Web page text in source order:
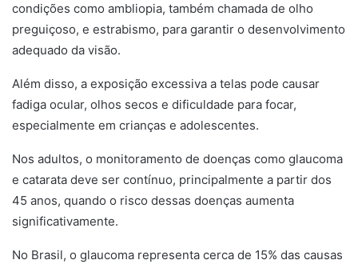
condições como ambliopia, também chamada de olho
preguiçoso, e estrabismo, para garantir o desenvolvimento
adequado da visão.
Além disso, a exposição excessiva a telas pode causar
fadiga ocular, olhos secos e dificuldade para focar,
especialmente em crianças e adolescentes.
Nos adultos, o monitoramento de doenças como glaucoma
e catarata deve ser contínuo, principalmente a partir dos
45 anos, quando o risco dessas doenças aumenta
significativamente.
No Brasil, o glaucoma representa cerca de 15% das causas